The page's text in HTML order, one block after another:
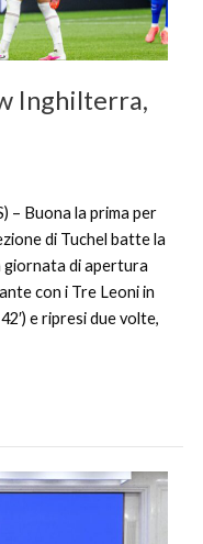
Inghilterra,
– Buona la prima per
di Tuchel batte la
giornata di apertura
con i Tre Leoni in
e ripresi due volte,